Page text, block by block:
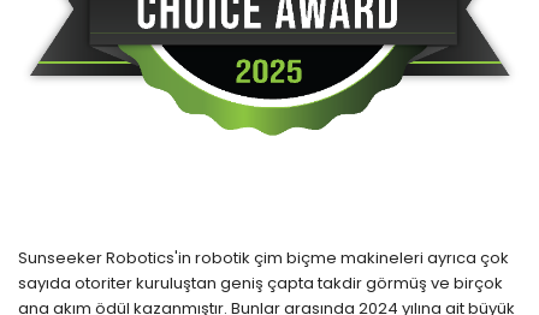
Sunseeker Robotics'in robotik çim biçme makineleri ayrıca çok
sayıda otoriter kuruluştan geniş çapta takdir görmüş ve birçok
ana akım ödül kazanmıştır. Bunlar arasında 2024 yılına ait büyük